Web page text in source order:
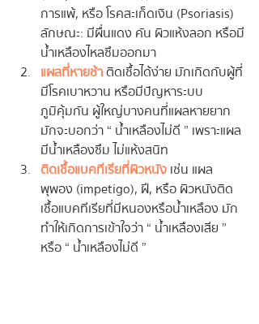
การแพ้, หรือ โรคสะเก็ดเงิน (Psoriasis)
ลักษณะ: มีผื่นแดง คัน ผิวแห้งลอก หรือมี
น้ำเหลืองไหลซึมออกมา
แผลที่หายช้า ติดเชื้อได้ง่าย มักเกิดกับผู้ที่
มีโรคเบาหวาน หรือมีปัญหาระบบ
ภูมิคุ้มกัน ผู้ใหญ่บางคนที่แผลหายยาก
มักจะบอกว่า “ น้ำเหลืองไม่ดี ” เพราะแผล
มีน้ำเหลืองซึม ไม่แห้งสนิท
ติดเชื้อแบคทีเรียที่ผิวหนัง เช่น แผล
พุพอง (impetigo), ฝี, หรือ ผิวหนังติด
เชื้อแบคทีเรียที่มีหนองหรือน้ำเหลือง มัก
ทำให้เกิดการเข้าใจว่า “ น้ำเหลืองเสีย ”
หรือ “ น้ำเหลืองไม่ดี ”